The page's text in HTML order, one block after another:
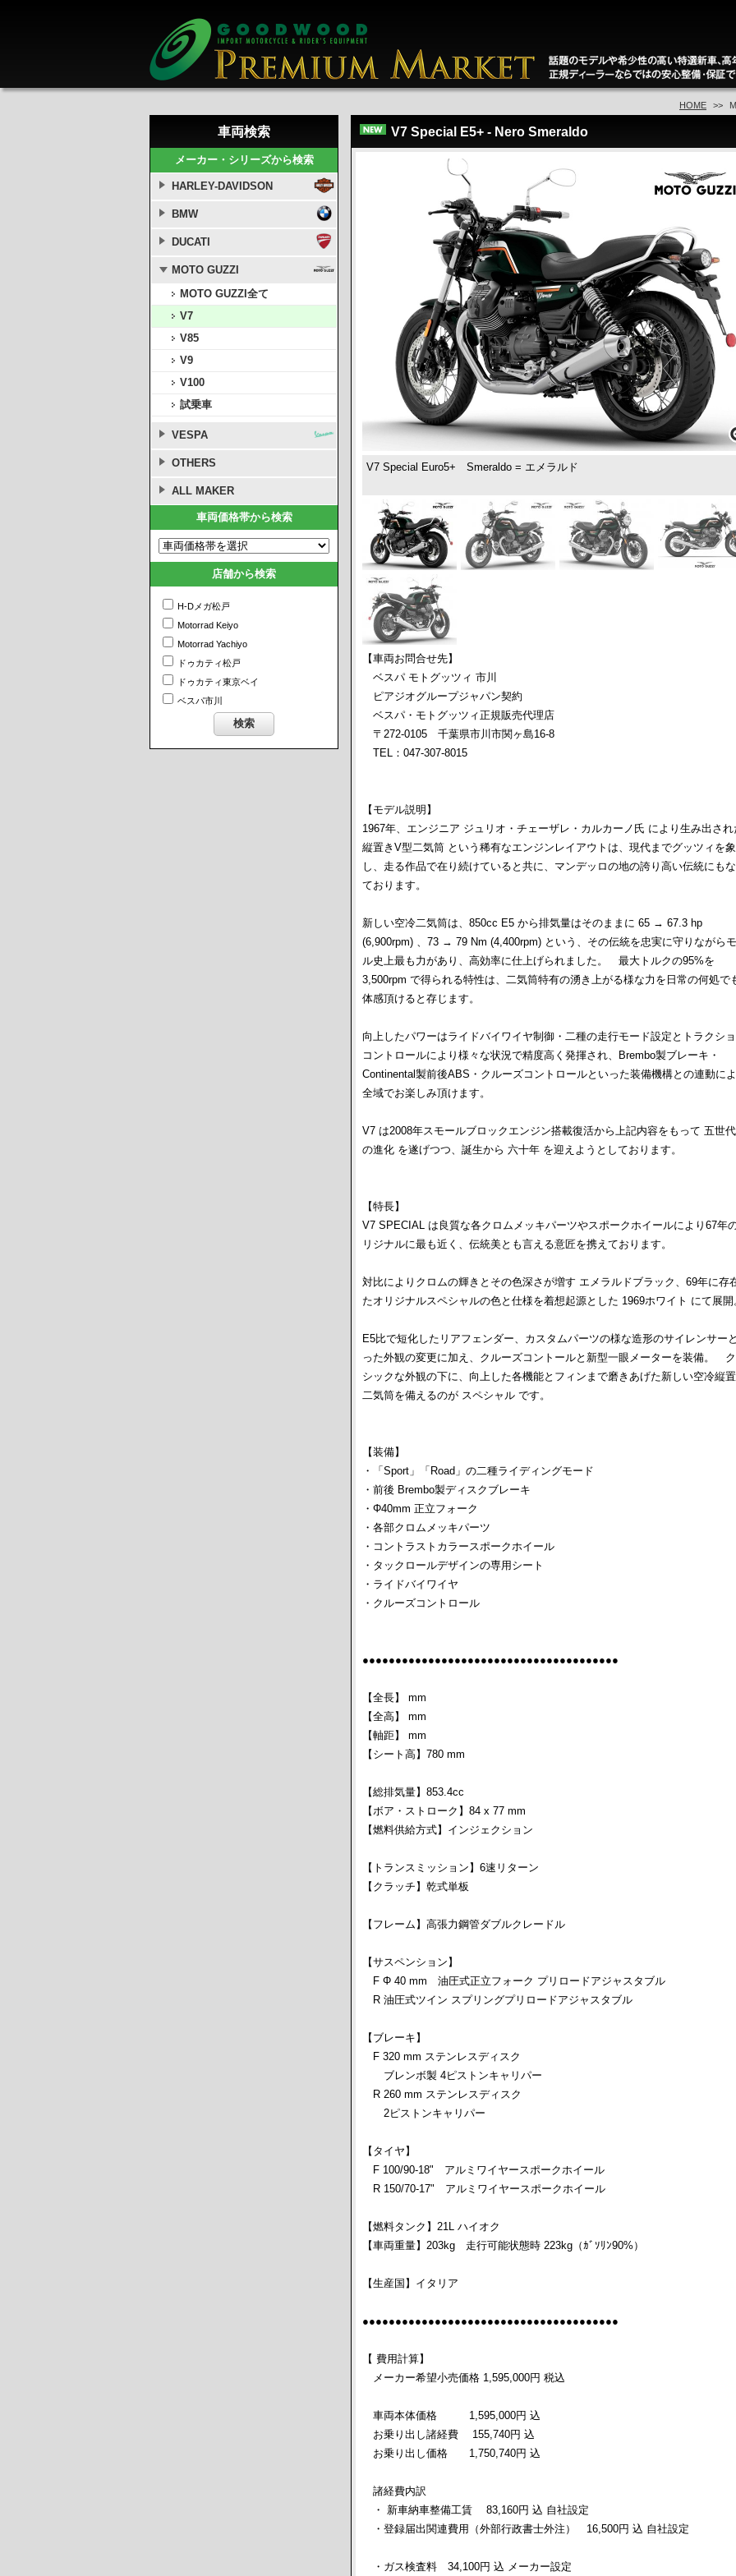
HOME
車両検索
メーカー・シリーズから検索
HARLEY-DAVIDSON
BMW
DUCATI
MOTO GUZZI
MOTO GUZZI全て
V7
V85
V9
V100
試乗車
VESPA
OTHERS
ALL MAKER
車両価格帯から検索
店舗から検索
H-Dメガ松戸
Motorrad Keiyo
Motorrad Yachiyo
ドゥカティ松戸
ドゥカティ東京ベイ
ベスパ市川
V7 Special E5+ - Nero Smeraldo
V7 Special Euro5+ Smeraldo = エメラルド
【車両お問合せ先】
ベスパ モトグッツィ 市川
ピアジオグループジャパン契約
ベスパ・モトグッツィ正規販売代理店
〒272-0105 千葉県市川市関ヶ島16-8
TEL：047-307-8015
【モデル説明】
1967年、エンジニア ジュリオ・チェーザレ・カルカーノ氏 により生み出され
縦置きV型二気筒 という稀有なエンジンレイアウトは、現代までグッツィを
し、走る作品で在り続けていると共に、マンデッロの地の誇り高い伝統にも
ております。
新しい空冷二気筒は、850cc E5 から排気量はそのままに 65 → 67.3 hp
(6,900rpm) 、73 → 79 Nm (4,400rpm) という、その伝統を忠実に守りながら
ル史上最も力があり、高効率に仕上げられました。 最大トルクの95%を
3,500rpm で得られる特性は、二気筒特有の湧き上がる様な力を日常の何処で
体感頂けると存じます。
向上したパワーはライドバイワイヤ制御・二種の走行モード設定とトラクシ
コントロールにより様々な状況で精度高く発揮され、Brembo製ブレーキ・
Continental製前後ABS・クルーズコントロールといった装備機構との連動に
全域でお楽しみ頂けます。
V7 は2008年スモールブロックエンジン搭載復活から上記内容をもって 五世代
の進化 を遂げつつ、誕生から 六十年 を迎えようとしております。
【特長】
V7 SPECIAL は良質な各クロムメッキパーツやスポークホイールにより67年
リジナルに最も近く、伝統美とも言える意匠を携えております。
対比によりクロムの輝きとその色深さが増す エメラルドブラック、69年に存
たオリジナルスペシャルの色と仕様を着想起源とした 1969ホワイト にて展開
E5比で短化したリアフェンダー、カスタムパーツの様な造形のサイレンサー
った外観の変更に加え、クルーズコントールと新型一眼メーターを装備。
シックな外観の下に、向上した各機能とフィンまで磨きあげた新しい空冷縦置
二気筒を備えるのが スペシャル です。
【装備】
・「Sport」「Road」の二種ライディングモード
・前後 Brembo製ディスクブレーキ
・Φ40mm 正立フォーク
・各部クロムメッキパーツ
・コントラストカラースポークホイール
・タックロールデザインの専用シート
・ライドバイワイヤ
・クルーズコントロール
●●●●●●●●●●●●●●●●●●●●●●●●●●●●●●●●●●●●●●●
【全長】 mm
【全高】 mm
【軸距】 mm
【シート高】780 mm
【総排気量】853.4cc
【ボア・ストローク】84 x 77 mm
【燃料供給方式】インジェクション
【トランスミッション】6速リターン
【クラッチ】乾式単板
【フレーム】高張力鋼管ダブルクレードル
【サスペンション】
F Φ 40 mm 油圧式正立フォーク プリロードアジャスタブル
R 油圧式ツイン スプリングプリロードアジャスタブル
【ブレーキ】
F 320 mm ステンレスディスク
ブレンボ製 4ピストンキャリパー
R 260 mm ステンレスディスク
2ピストンキャリパー
【タイヤ】
F 100/90-18" アルミワイヤースポークホイール
R 150/70-17" アルミワイヤースポークホイール
【燃料タンク】21L ハイオク
【車両重量】203kg 走行可能状態時 223kg（ｶﾞｿﾘﾝ90%）
【生産国】イタリア
●●●●●●●●●●●●●●●●●●●●●●●●●●●●●●●●●●●●●●●
【 費用計算】
メーカー希望小売価格 1,595,000円 税込
車両本体価格 1,595,000円 込
お乗り出し諸経費 155,740円 込
お乗り出し価格 1,750,740円 込
諸経費内訳
・ 新車納車整備工賃 83,160円 込 自社設定
・登録届出関連費用（外部行政書士外注） 16,500円 込 自社設定
・ガス検査料 34,100円 込 メーカー設定